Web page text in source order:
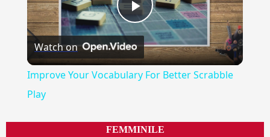
Play
Video
Watch on
Improve Your Vocabulary For Better Scrabble
Play
FEMMINILE